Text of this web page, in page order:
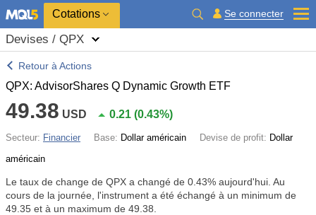
Cotations Se connecter
Devises / QPX
Retour à Actions
QPX: AdvisorShares Q Dynamic Growth ETF
49.38 USD 0.21 (0.43%)
Secteur: Financier Base: Dollar américain Devise de profit: Dollar
américain
Le taux de change de QPX a changé de 0.43% aujourd'hui. Au
cours de la journée, l'instrument a été échangé à un minimum de
49.35 et à un maximum de 49.38.